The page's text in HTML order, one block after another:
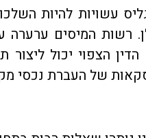
עשויות להיות
רשות המיסים
הצפוי יכול
של העברת נכסי